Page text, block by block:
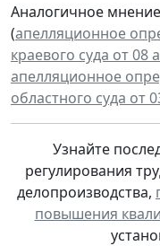
Аналогичное
(апелляционное
краевого суда от 08
апелляционное
областного суда от
Узнайте
регулирования
делопроизводства,
повышения